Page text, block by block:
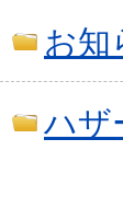
お知
ハザ